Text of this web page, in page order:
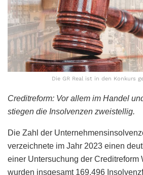
Die GR Real ist in den Konkurs
Creditreform: Vor allem im Handel
stiegen die Insolvenzen zweistellig.
Die Zahl der
verzeichnete im Jahr 2023 einen
einer Untersuchung der Creditreform
wurden insgesamt 169.496